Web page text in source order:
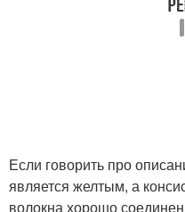
Если говорить про
является желтым, а
волокна хорошо